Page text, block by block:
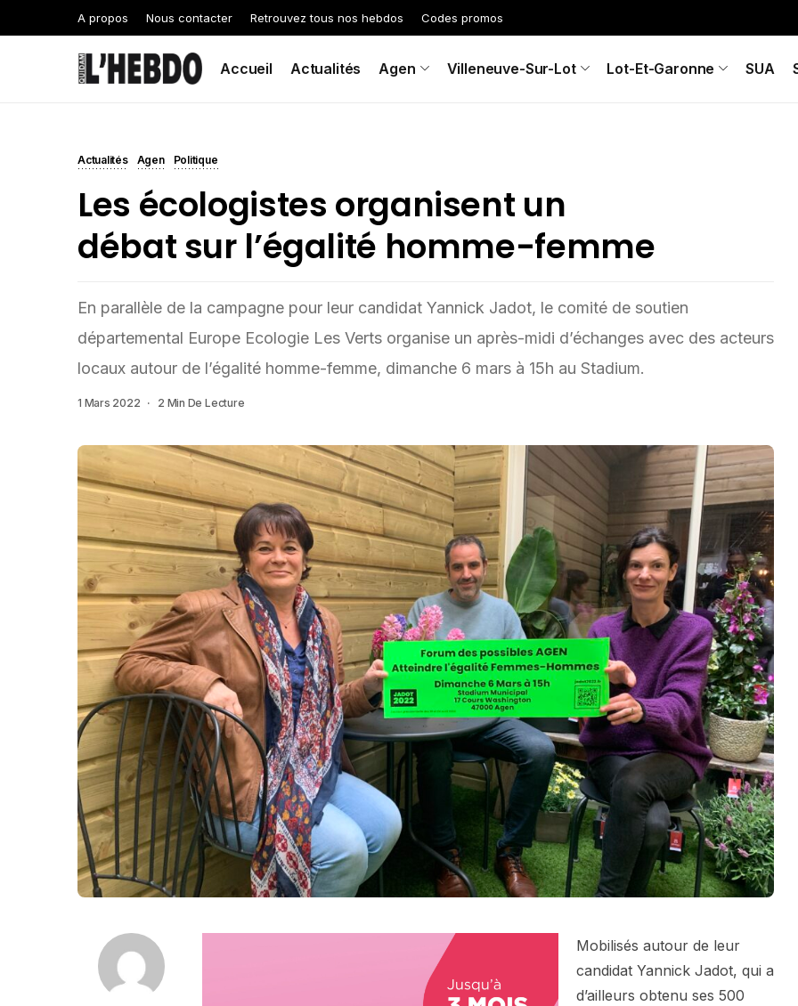
A propos Nous contacter Retrouvez tous nos hebdos Codes promos
Accueil Actualités Agen Villeneuve-Sur-Lot Lot-Et-Garonne SUA
Actualités Agen Politique
Les écologistes organisent un
débat sur l’égalité homme-femme
En parallèle de la campagne pour leur candidat Yannick Jadot, le comité de soutien
départemental Europe Ecologie Les Verts organise un après-midi d’échanges avec des acteurs
locaux autour de l’égalité homme-femme, dimanche 6 mars à 15h au Stadium.
1 Mars 2022 2 Min De Lecture
Mobilisés autour de leur
candidat Yannick Jadot, qui a
d’ailleurs obtenu ses 500